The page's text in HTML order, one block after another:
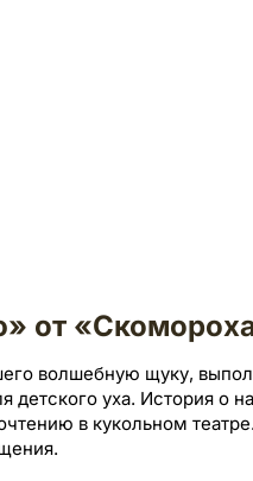
от
волшебную щуку,
детского уха. История о
в кукольном